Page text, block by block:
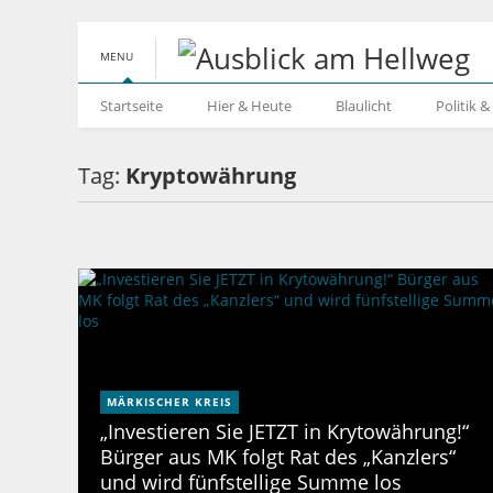
MENU
Startseite Hier & Heute Blaulicht Politik
Tag: Kryptowährung
MÄRKISCHER KREIS
„Investieren Sie JETZT in Krytowährung!“
Bürger aus MK folgt Rat des „Kanzlers“
und wird fünfstellige Summe los